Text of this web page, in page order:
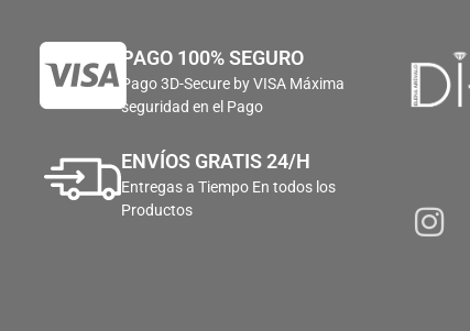
PAGO 100% SEGURO
Pago 3D-Secure by VISA Máxima
seguridad en el Pago
ENVÍOS GRATIS 24/H
Entregas a Tiempo En todos los
Productos